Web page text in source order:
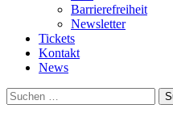
Barrierefreiheit
Newsletter
Tickets
Kontakt
News
Suchen
nach: